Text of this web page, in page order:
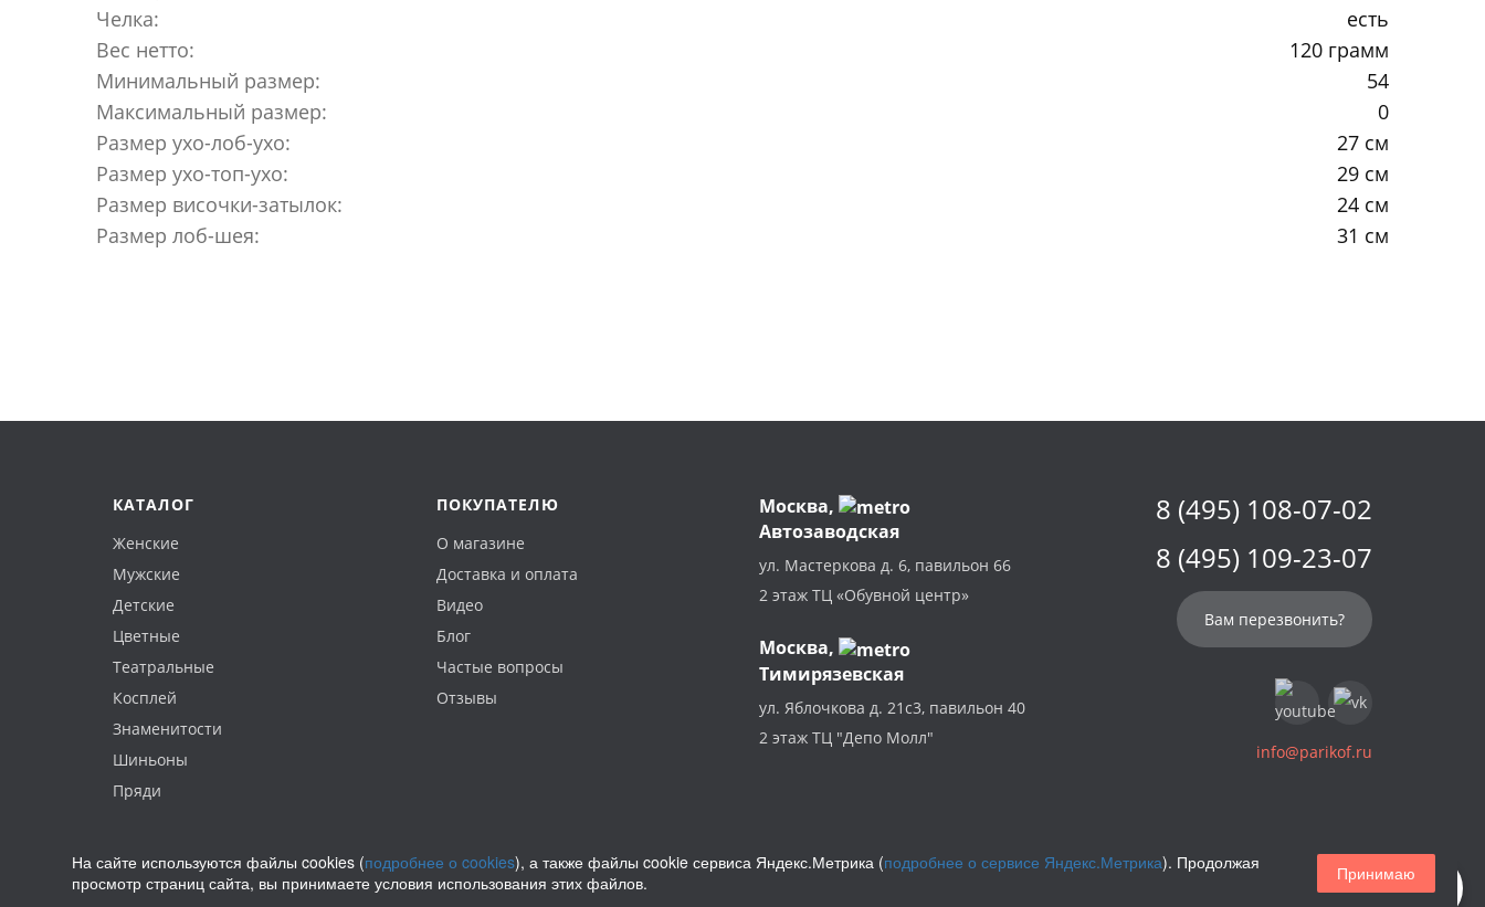
Челка:
есть
Вес нетто:
120 грамм
Минимальный размер:
54
Максимальный размер:
0
Размер ухо-лоб-ухо:
27 см
Размер ухо-топ-ухо:
29 см
Размер височки-затылок:
24 см
Размер лоб-шея:
31 см
КАТАЛОГ
Женские
Мужские
Детские
Цветные
Театральные
Косплей
Знаменитости
Шиньоны
Пряди
ПОКУПАТЕЛЮ
О магазине
Доставка и оплата
Видео
Блог
Частые вопросы
Отзывы
Москва,
Автозаводская
ул. Мастеркова д. 6, павильон 66
2 этаж ТЦ «Обувной центр»
Москва,
Тимирязевская
ул. Яблочкова д. 21с3, павильон 40
2 этаж ТЦ "Депо Молл"
8 (495) 108-07-02
8 (495) 109-23-07
Вам перезвонить?
info@parikof.ru
Политика конфиденциальности Магазин париков — Parikof. 2026
На сайте используются файлы cookies (подробнее о cookies), а также файлы cookie сервиса Яндекс.Метрика (подробнее о сервисе Яндекс.Метрика). Продолжая
просмотр страниц сайта, вы принимаете условия использования этих файлов.
Принимаю